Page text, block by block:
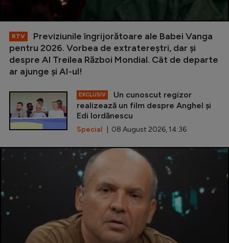
RTV
Previziunile îngrijorătoare ale Babei Vanga
pentru 2026. Vorbea de extratereștri, dar și
despre Al Treilea Război Mondial. Cât de departe
ar ajunge și AI-ul!
EXCLUSIV
Un cunoscut regizor
realizează un film despre Anghel și
Edi Iordănescu
Special | 08 August 2026, 14:36